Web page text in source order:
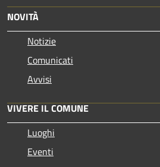
NOVITÀ
Notizie
Comunicati
Avvisi
VIVERE IL COMUNE
Luoghi
Eventi